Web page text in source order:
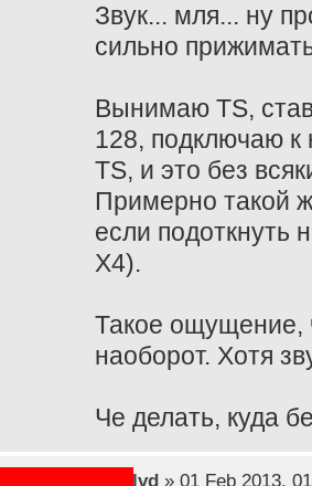
Звук... мля... ну
сильно
Вынимаю TS,
128, подключаю к
TS, и это без
Примерно такой
если подоткнуть
X4).
Такое ощущение,
наоборот. Хотя
Че делать, куда
lvd» 01 Feb 2013,